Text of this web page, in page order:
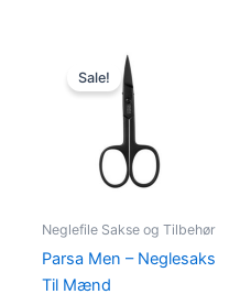
Sale!
Neglefile Sakse og Tilbehør
Parsa Men – Neglesaks
Til Mænd
Original
price
was:
99,00 kr..